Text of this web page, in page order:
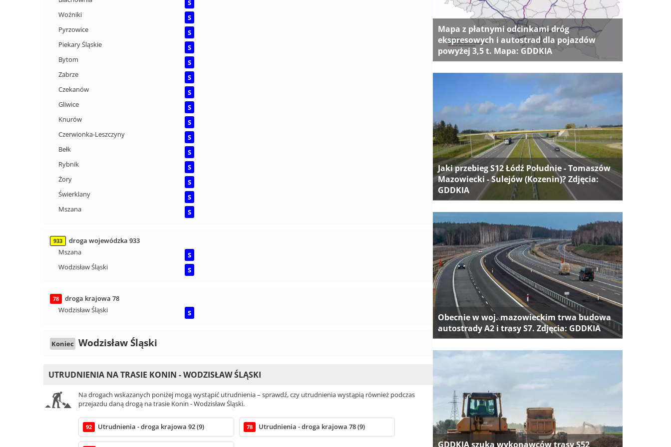
S
Woźniki
S
Pyrzowice
S
Piekary Śląskie
S
Bytom
S
Zabrze
S
Czekanów
S
Gliwice
S
Knurów
S
Czerwionka-Leszczyny
S
Bełk
S
Rybnik
S
Żory
S
Świerklany
S
Mszana
S
933
droga wojewódzka 933
Mszana
S
Wodzisław Śląski
S
78
droga krajowa 78
Wodzisław Śląski
S
Koniec Wodzisław Śląski
UTRUDNIENIA NA TRASIE KONIN - WODZISŁAW ŚLĄSKI
Na drogach wskazanych poniżej mogą wystąpić utrudnienia – sprawdź, czy utrudnienia wystąpią również podczas
przejazdu daną drogą na trasie Konin - Wodzisław Śląski.
92 Utrudnienia - droga krajowa 92 (9) 78 Utrudnienia - droga krajowa 78 (9)
Mapa z płatnymi odcinkami dróg
ekspresowych i autostrad dla pojazdów
powyżej 3,5 t. Mapa: GDDKIA
Jaki przebieg S12 Łódź Południe - Tomaszów
Mazowiecki - Sulejów (Kozenin)? Zdjęcia:
GDDKIA
Obecnie w woj. mazowieckim trwa budowa
autostrady A2 i trasy S7. Zdjęcia: GDDKIA
GDDKIA szuka wykonawców trasy S52